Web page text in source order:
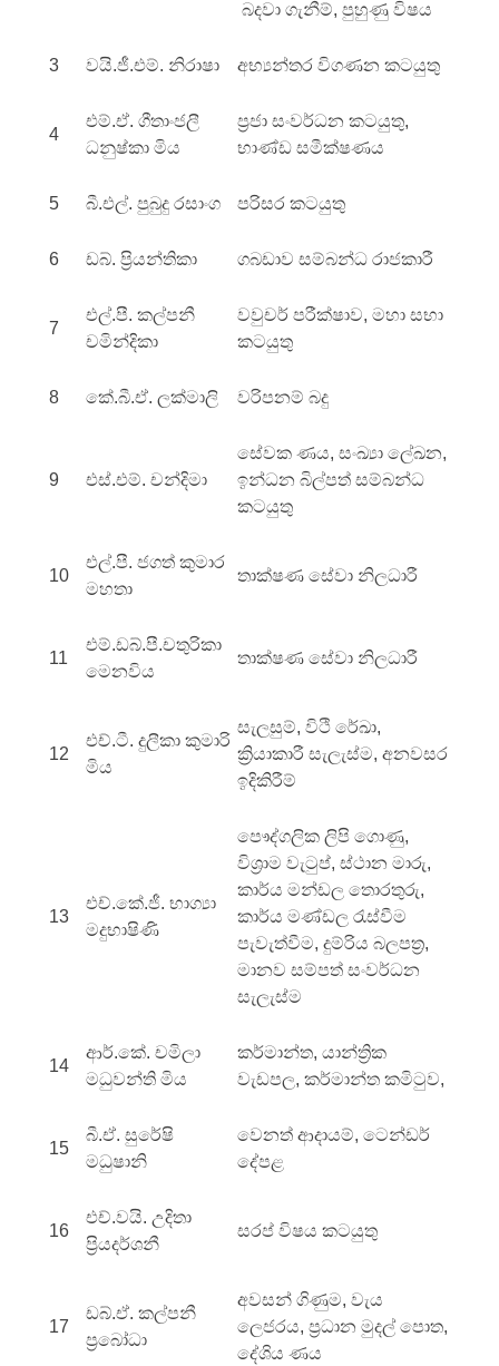
බදවා ගැනීම්, පුහුණු විෂය
3 වයි.ජී.එම්. නිරාෂා අභ්‍යන්තර විගණන කටයුතු
4
එම්.ඒ. ගීතාංජලී
ධනුෂ්කා මිය
ප්‍රජා සංවර්ධන කටයුතු,
භාණ්ඩ සමීක්ෂණය
5 බී.එල්. පුබුදු රසාංග පරිසර කටයුතු
6 ඩබ්. ප්‍රියන්තිකා ගබඩාව සම්බන්ධ රාජකාරී
7
එල්.පී. කල්පනී
චමින්දිකා
වවුචර් පරීක්ෂාව, මහා සභා
කටයුතු
8 කේ.බී.ඒ. ලක්මාලි වරිපනම් බදු
9 එස්.එම්. චන්දිමා
සේවක ණය, සංඛ්‍යා ලේඛන,
ඉන්ධන බිල්පත් සම්බන්ධ
කටයුතු
10
එල්.පී. ජගත් කුමාර
මහතා
තාක්ෂණ සේවා නිලධාරී
11
එම්.ඩබ්.පී.චතුරිකා
මෙනවිය
තාක්ෂණ සේවා නිලධාරී
12
එච්.ටී. දුලීකා කුමාරි
මිය
සැලසුම්, විථි රේඛා,
ක්‍රියාකාරී සැලැස්ම, අනවසර
ඉදිකිරීම්
13
එච්.කේ.ජී. භාග්‍යා
මදුභාෂිණි
පෞද්ගලික ලිපි ගොණු,
විශ්‍රාම වැටුප්, ස්ථාන මාරු,
කාර්ය මන්ඩල තොරතුරු,
කාර්ය මණ්ඩල රැස්වීම
පැවැත්වීම, දුම්රිය බලපත්‍ර,
මානව සම්පත් සංවර්ධන
සැලැස්ම
14
ආර්.කේ. චමිලා
මධුවන්ති මිය
කර්මාන්ත, යාන්ත්‍රික
වැඩපල, කර්මාන්ත කමිටුව,
15
බී.ඒ. සුරේෂි
මධුෂානි
වෙනත් ආදායම්, ටෙන්ඩර්
දේපළ
16
එච්.වයි. උදිතා
ප්‍රියදර්ශනී
සරප් විෂය කටයුතු
17
ඩබ්.ඒ. කල්පනී
ප්‍රබෝධා
අවසන් ගිණුම, වැය
ලෙජරය, ප්‍රධාන මුදල් පොත,
දේශිය ණය